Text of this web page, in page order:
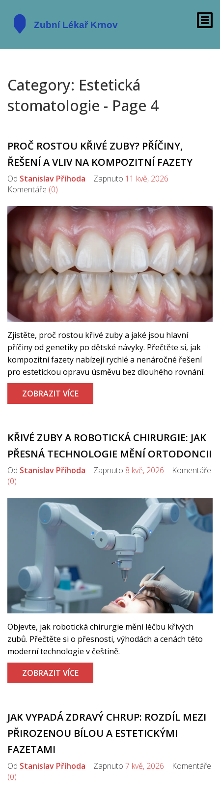
Category: Estetická
stomatologie - Page 4
PROČ ROSTOU KŘIVÉ ZUBY? PŘÍČINY,
ŘEŠENÍ A VLIV NA KOMPOZITNÍ FAZETY
Od Stanislav Příhoda Zapnuto 11 kvě, 2026
Komentáře (0)
Zjistěte, proč rostou křivé zuby a jaké jsou hlavní
příčiny od genetiky po dětské návyky. Přečtěte si, jak
kompozitní fazety nabízejí rychlé a nenáročné řešení
pro estetickou opravu úsměvu bez dlouhého rovnání.
ZOBRAZIT VÍCE
KŘIVÉ ZUBY A ROBOTICKÁ CHIRURGIE: JAK
PŘESNÁ TECHNOLOGIE MĚNÍ ORTODONCII
Od Stanislav Příhoda Zapnuto 8 kvě, 2026 Komentáře
(0)
Objevte, jak robotická chirurgie mění léčbu křivých
zubů. Přečtěte si o přesnosti, výhodách a cenách této
moderní technologie v češtině.
ZOBRAZIT VÍCE
JAK VYPADÁ ZDRAVÝ CHRUP: ROZDÍL MEZI
PŘIROZENOU BÍLOU A ESTETICKÝMI
FAZETAMI
Od Stanislav Příhoda Zapnuto 7 kvě, 2026 Komentáře
(0)